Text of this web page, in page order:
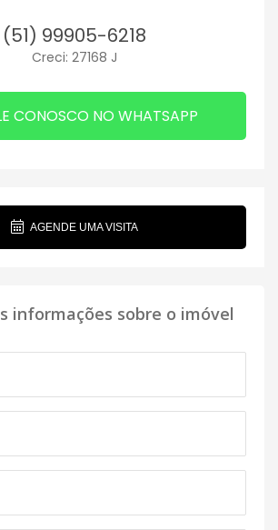
(51) 99905-6218
Creci: 27168 J
CONOSCO NO WHATSAPP
AGENDE UMA VISITA
informações sobre o imóvel